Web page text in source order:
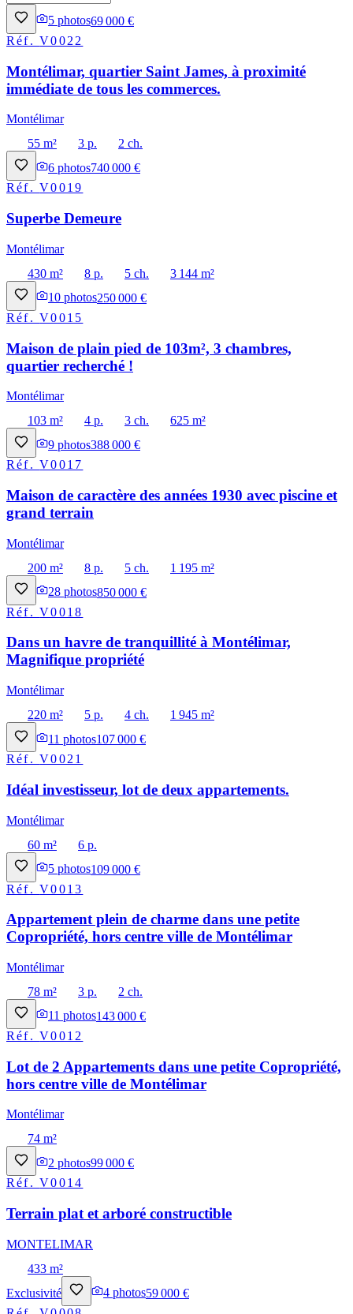
5 photos69 000 €
Réf.V0022
Montélimar, quartier Saint James, à proximité
immédiate de tous les commerces.
Montélimar
55 m²
3 p.
2 ch.
6 photos740 000 €
Réf.V0019
Superbe Demeure
Montélimar
430 m²
8 p. 5 ch.
3 144 m²
10 photos250 000 €
Réf.V0015
Maison de plain pied de 103m², 3 chambres,
quartier recherché !
Montélimar
103 m²
4 p. 3 ch.
625 m²
9 photos388 000 €
Réf.V0017
Maison de caractère des années 1930 avec piscine et
grand terrain
Montélimar
200 m²
8 p. 5 ch.
1 195 m²
28 photos850 000 €
Réf.V0018
Dans un havre de tranquillité à Montélimar,
Magnifique propriété
Montélimar
220 m²
5 p. 4 ch.
1 945 m²
11 photos107 000 €
Réf.V0021
Idéal investisseur, lot de deux appartements.
Montélimar
60 m²
6 p.
5 photos109 000 €
Réf.V0013
Appartement plein de charme dans une petite
Copropriété, hors centre ville de Montélimar
Montélimar
78 m²
3 p.
2 ch.
11 photos143 000 €
Réf.V0012
Lot de 2 Appartements dans une petite Copropriété,
hors centre ville de Montélimar
Montélimar
74 m²
2 photos99 000 €
Réf.V0014
Terrain plat et arboré constructible
MONTELIMAR
433 m²
Exclusivité
4 photos59 000 €